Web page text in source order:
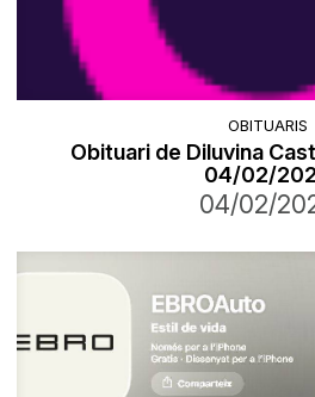
OBITUARIS
Obituari de Diluvina
04/02/
04/02/